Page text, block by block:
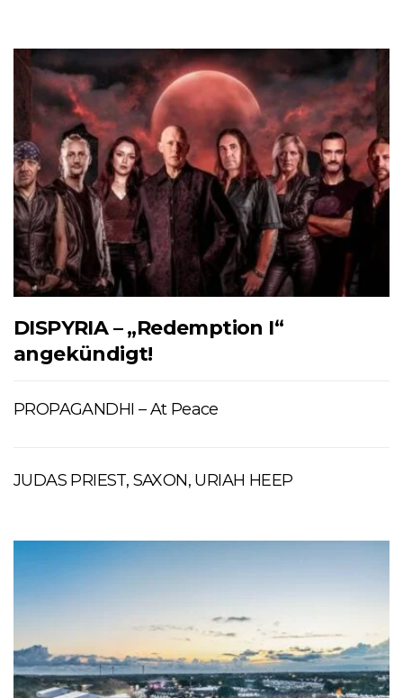
DISPYRIA – „Redemption I“
angekündigt!
PROPAGANDHI – At Peace
JUDAS PRIEST, SAXON, URIAH HEEP